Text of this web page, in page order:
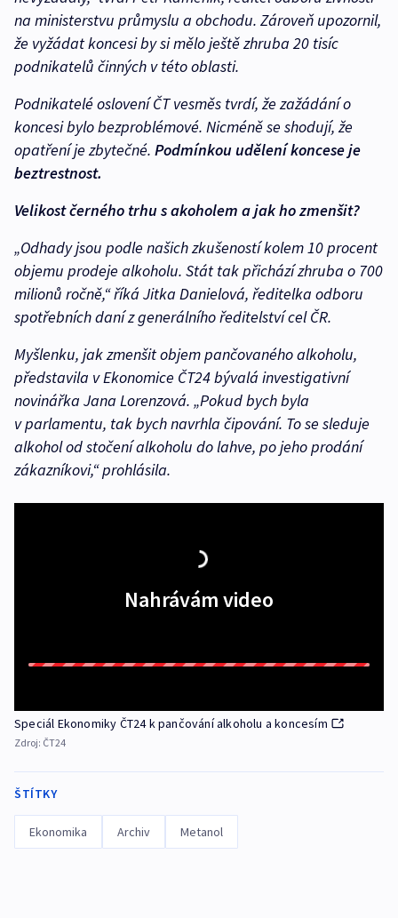
na ministerstvu průmyslu a obchodu. Zároveň upozornil,
že vyžádat koncesi by si mělo ještě zhruba 20 tisíc
podnikatelů činných v této oblasti.
Podnikatelé oslovení ČT vesměs tvrdí, že zažádání o
koncesi bylo bezproblémové. Nicméně se shodují, že
opatření je zbytečné. Podmínkou udělení koncese je
beztrestnost.
Velikost černého trhu s akoholem a jak ho zmenšit?
„Odhady jsou podle našich zkušeností kolem 10 procent
objemu prodeje alkoholu. Stát tak přichází zhruba o 700
milionů ročně,“ říká Jitka Danielová, ředitelka odboru
spotřebních daní z generálního ředitelství cel ČR.
Myšlenku, jak zmenšit objem pančovaného alkoholu,
představila v Ekonomice ČT24 bývalá investigativní
novinářka Jana Lorenzová. „Pokud bych byla
v parlamentu, tak bych navrhla čipování. To se sleduje
alkohol od stočení alkoholu do lahve, po jeho prodání
zákazníkovi,“ prohlásila.
Nahrávám video
Speciál Ekonomiky ČT24 k pančování alkoholu a koncesím
Zdroj: ČT24
ŠTÍTKY
Ekonomika Archiv Metanol